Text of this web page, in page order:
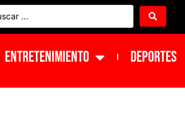
ENTRETENIMIENTO DEPORTES